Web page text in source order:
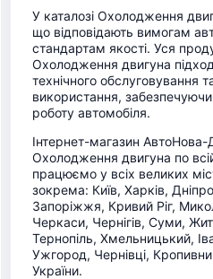
У каталозі Охолодження
що відповідають вимогам
стандартам якості. Уся
Охолодження двигуна
технічного обслуговування
використання, забезпечуючи
роботу автомобіля.
Інтернет-магазин
Охолодження двигуна по
працюємо у всіх великих
зокрема: Київ, Харків,
Запоріжжя, Кривий Ріг,
Черкаси, Чернігів, Суми,
Тернопіль, Хмельницький,
Ужгород, Чернівці,
України.